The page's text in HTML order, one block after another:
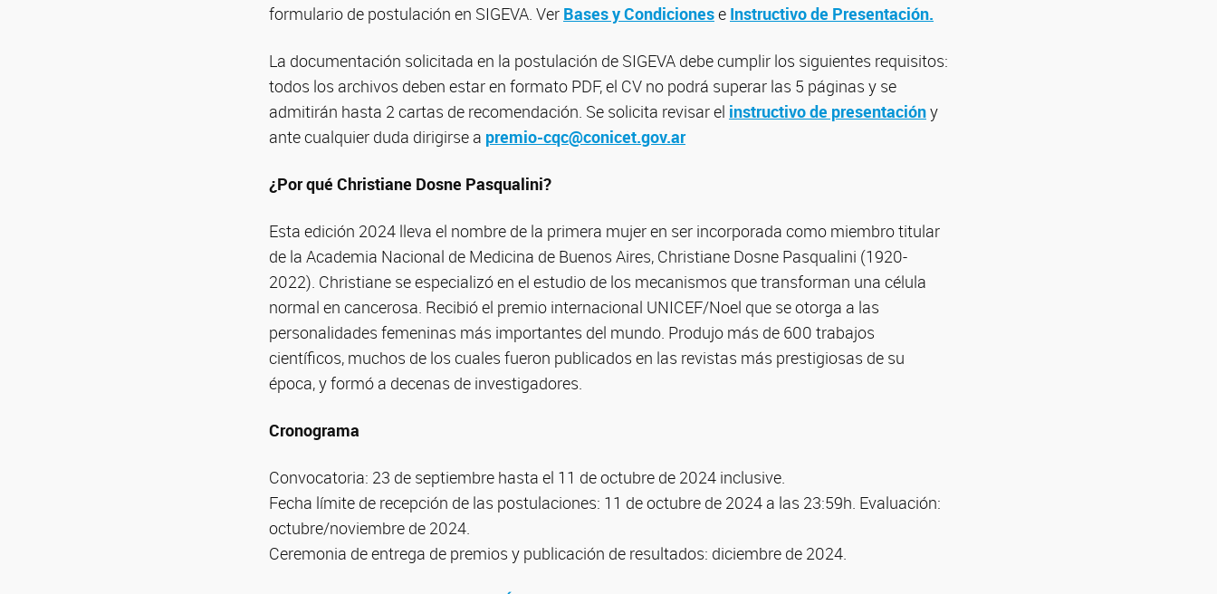
formulario de postulación en SIGEVA. Ver Bases y Condicionese Instructivo de Presentación.
La documentación solicitada en la postulación de SIGEVA debe cumplir los siguientes requisitos:
todos los archivos deben estar en formato PDF, el CV no podrá superar las 5 páginas y se
admitirán hasta 2 cartas de recomendación. Se solicita revisar el instructivo de presentacióny
ante cualquier duda dirigirse a premio-cqc@conicet.gov.ar
¿Por qué Christiane Dosne Pasqualini?
Esta edición 2024 lleva el nombre de la primera mujer en ser incorporada como miembro titular
de la Academia Nacional de Medicina de Buenos Aires, Christiane Dosne Pasqualini (1920-
2022). Christiane se especializó en el estudio de los mecanismos que transforman una célula
normal en cancerosa. Recibió el premio internacional UNICEF/Noel que se otorga a las
personalidades femeninas más importantes del mundo. Produjo más de 600 trabajos
científicos, muchos de los cuales fueron publicados en las revistas más prestigiosas de su
época, y formó a decenas de investigadores.
Cronograma
Convocatoria: 23 de septiembre hasta el 11 de octubre de 2024 inclusive.
Fecha límite de recepción de las postulaciones: 11 de octubre de 2024 a las 23:59h. Evaluación:
octubre/noviembre de 2024.
Ceremonia de entrega de premios y publicación de resultados: diciembre de 2024.